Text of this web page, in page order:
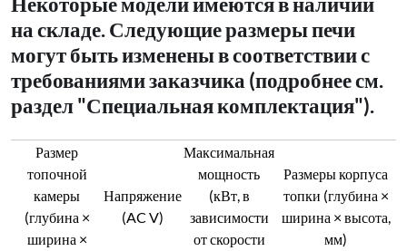
на складе. Следующие размеры печи
могут быть изменены в соответствии с
требованиями заказчика (подробнее см.
раздел "Специальная комплектация").
Размер
топочной
камеры
(глубина ×
ширина ×
Напряжение
(AC V)
Максимальная
мощность
(кВт, в
зависимости
от скорости
Размеры корпуса
топки (глубина ×
ширина × высота,
мм)